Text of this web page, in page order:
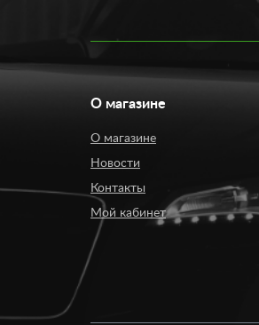
О магазине
О магазине
Новости
Контакты
Мой кабинет